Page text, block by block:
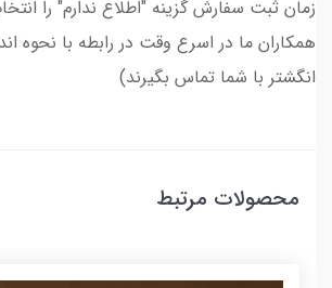
زمان ثبت سفارش گزینه "اطلاع ندارم" را
همکاران ما در اسرع وقت در رابطه با نحوه
انگشتر با شما تماس بگیرند)
محصولات مرتبط